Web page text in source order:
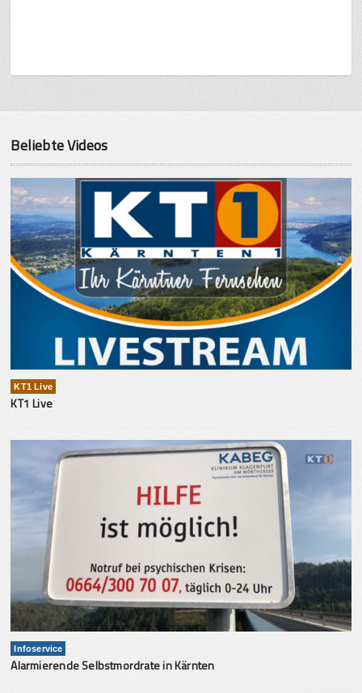
Beliebte Videos
KT1 Live
KT1 Live
Infoservice
Alarmierende Selbstmordrate in Kärnten